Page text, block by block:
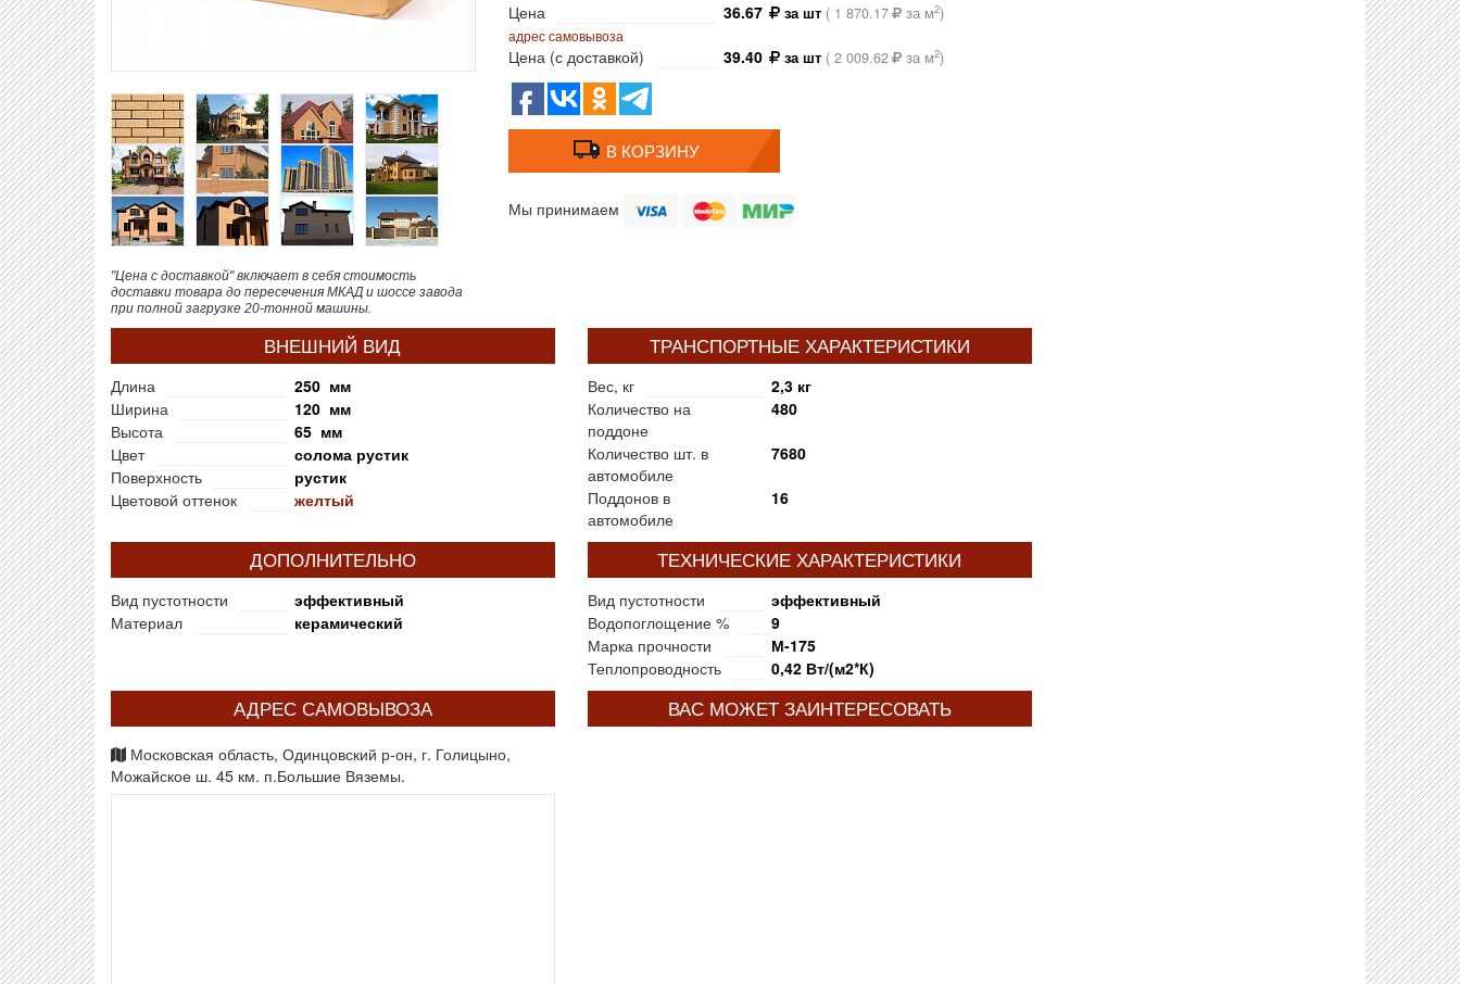
"Цена с доставкой" включает в себя стоимость
доставки товара до пересечения МКАД и шоссе завода
при полной загрузке 20-тонной машины.
Цена
36.67 за шт ( 1 870.17 за м2)
адрес самовывоза
Цена (с доставкой) 39.40 за шт (2 009.62 за м2)
В КОРЗИНУ
Мы принимаем
ВНЕШНИЙ ВИД
Длина
250 мм
Ширина
120 мм
Высота
65 мм
Цвет
солома рустик
Поверхность
рустик
Цветовой оттенок
желтый
ТРАНСПОРТНЫЕ ХАРАКТЕРИСТИКИ
Вес, кг
2,3 кг
Количество на
поддоне
480
Количество шт. в
автомобиле
7680
Поддонов в
автомобиле
16
ДОПОЛНИТЕЛЬНО
Вид пустотности
эффективный
Материал
керамический
ТЕХНИЧЕСКИЕ ХАРАКТЕРИСТИКИ
Вид пустотности
эффективный
Водопоглощение %
9
Марка прочности
М-175
Теплопроводность
0,42 Вт/(м2*К)
АДРЕС САМОВЫВОЗА
Московская область, Одинцовский р-он, г. Голицыно,
Можайское ш. 45 км. п.Большие Вяземы.
ВАС МОЖЕТ ЗАИНТЕРЕСОВАТЬ